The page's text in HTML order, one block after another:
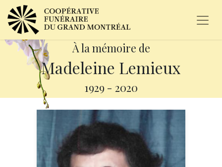
À la mémoire de
Madeleine Lemieux
1929 - 2020